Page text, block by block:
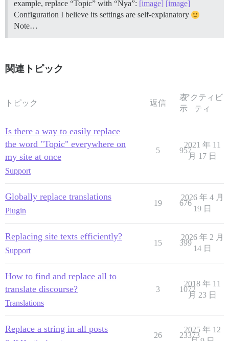
example, replace “Topic” with “Nya”: [image] [image]
Configuration I believe its settings are self-explanatory
Note…
関連トピック
トピック 返信
表
示
アクティビ
ティ
Is there a way to easily replace
the word "Topic" everywhere on
my site at once
Support
5 957
2021 年 11
月 17 日
Globally replace translations
Plugin
19 676
2026 年 4 月
19 日
Replacing site texts efficiently?
Support
15 399
2026 年 2 月
14 日
How to find and replace all to
translate discourse?
Translations
3 1072
2018 年 11
月 23 日
Replace a string in all posts
26 23373
2025 年 12